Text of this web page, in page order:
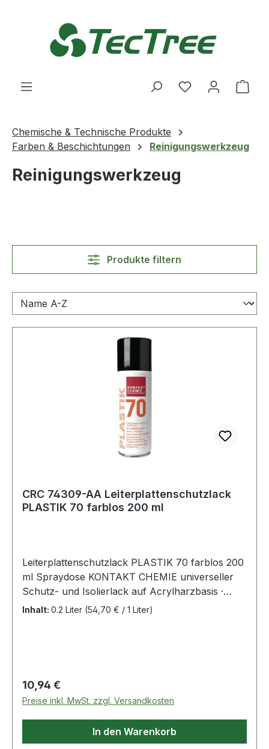
Du hast 0
Chemische & Technische Produkte
Farben & Beschichtungen
Reinigungswerkzeug
Reinigungswerkzeug
Produkte filtern
CRC 74309-AA Leiterplattenschutzlack
PLASTIK 70 farblos 200 ml
Leiterplattenschutzlack PLASTIK 70 farblos 200
ml Spraydose KONTAKT CHEMIE universeller
Schutz- und Isolierlack auf Acrylharzbasis ·
trocknet schnell · hochisolierend · zwischen -40
Klarlack für Oberflächen aller Art
Inhalt: 0.2 Liter (54,70 € / 1 Liter)
Regulärer Preis:
10,94 €
Preise inkl. MwSt. zzgl. Versandkosten
In den Warenkorb